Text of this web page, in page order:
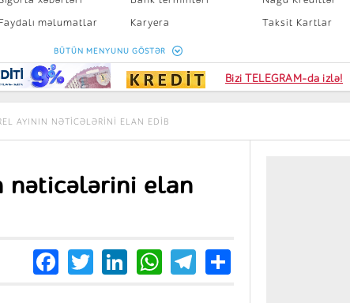
Faydalı məlumatlar
Sığorta kalkulyatoru
Karyera
Peşakar inkişaf
Taksit Kartlar
Kart sifarişi
BÜTÜN MENYUNU GÖSTƏR
Bizi TELEGRAM-da izlə!
AYININ NƏTICƏLƏRINI ELAN EDIB
nəticələrini elan
Facebook
TwitterLinkedIn
WhatsApp
Telegram
Share